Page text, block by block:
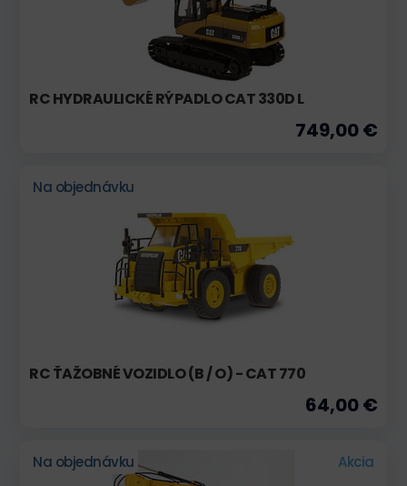
RC HYDRAULICKÉ RÝPADLO CAT 330D L
749,00 €
Na objednávku
RC ŤAŽOBNÉ VOZIDLO (B / O) - CAT 770
64,00 €
Na objednávku Akcia